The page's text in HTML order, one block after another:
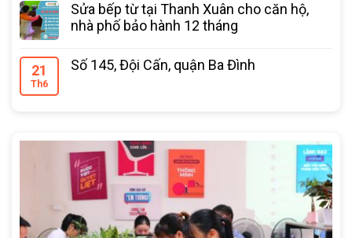
Sửa bếp từ tại Thanh Xuân cho căn hộ,
nhà phố bảo hành 12 tháng
21
Th6
Số 145, Đội Cấn, quận Ba Đình